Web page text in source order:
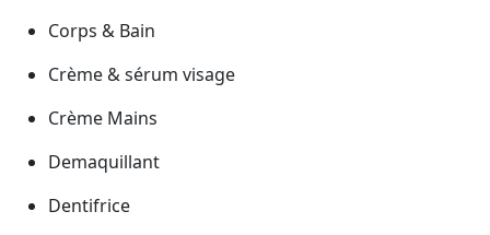
Corps & Bain
Crème & sérum visage
Crème Mains
Demaquillant
Dentifrice